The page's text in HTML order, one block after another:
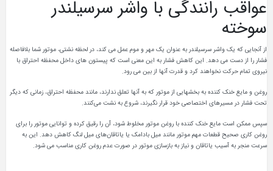
عواقب رانندگی با واشر سرسیلندر
سوخته
از آنجایی که یک واشر سرسیلندر به عنوان یک مهر و موم عمل می کند، در لحظه نشتی، موتور شما بلافاصله
فشار را از دست می دهد. این کاهش فشار به این معنی است که پیستون های داخل محفظه احتراق با
نیروی تمام حرکت نخواهند کرد و قدرت آنها از بین می رود.
روغن و مایع خنک‌ کننده به بخشهایی از موتور که به آنها تعلق ندارند، مانند محفظه احتراق، زمانی که دیگر
تحت فشار در مسیرهای اختصاصی خود قرار نگیرند، شروع به نشت می‌کنند.
سپس ممکن است مایع خنک‌ کننده با روغن موتور مخلوط شود، آن را رقیق کرده و توانایی موتور را برای
روغن‌ کاری صحیح قطعات مهم موتور مانند میل بادامک یا یاتاقان‌های میل لنگ کاهش دهد. این به
سرعت منجر به آسیب یاتاقان و نیاز به بازسازی موتور در صورت عدم روغن کاری مناسب می شود.